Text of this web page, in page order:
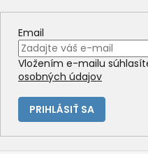
Email
Vložením e-mailu
osobných údajov
PRIHLÁSIŤ SA